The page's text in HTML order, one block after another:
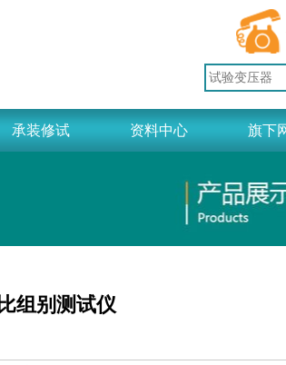
承装修试 资料中心 旗下
组别测试仪